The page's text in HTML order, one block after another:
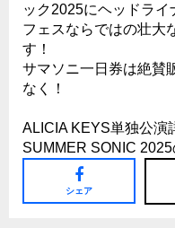
ック2025にヘッドライ
フェスならではの壮大
す！
サマソニ一日券は絶賛
なく！
ALICIA KEYS単独公演
SUMMER SONIC
シェア